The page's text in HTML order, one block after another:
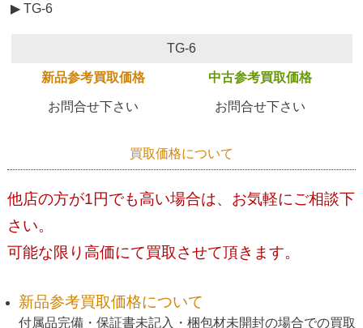
▶ TG-6
TG-6
新品参考買取価格 中古参考買取価格
お問合せ下さい お問合せ下さい
買取価格について
他店の方が1円でも高い場合は、お気軽にご相談下
さい。
可能な限り高価にて買取させて頂きます。
新品参考買取価格について
付属品完備・保証書未記入・梱包材未開封の場合での買取